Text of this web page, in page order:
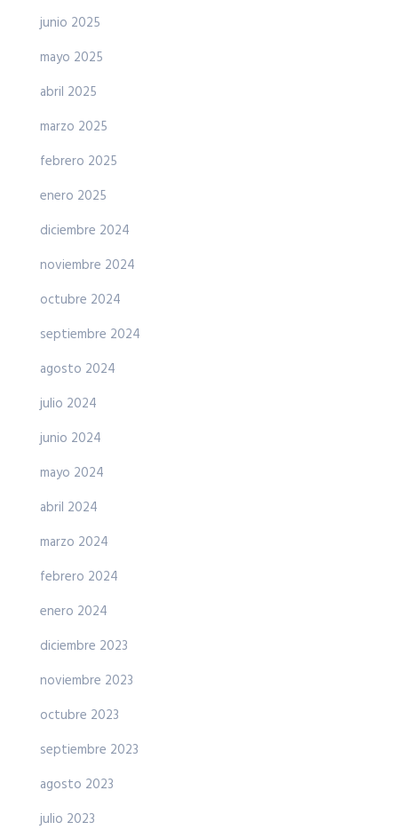
junio 2025
mayo 2025
abril 2025
marzo 2025
febrero 2025
enero 2025
diciembre 2024
noviembre 2024
octubre 2024
septiembre 2024
agosto 2024
julio 2024
junio 2024
mayo 2024
abril 2024
marzo 2024
febrero 2024
enero 2024
diciembre 2023
noviembre 2023
octubre 2023
septiembre 2023
agosto 2023
julio 2023